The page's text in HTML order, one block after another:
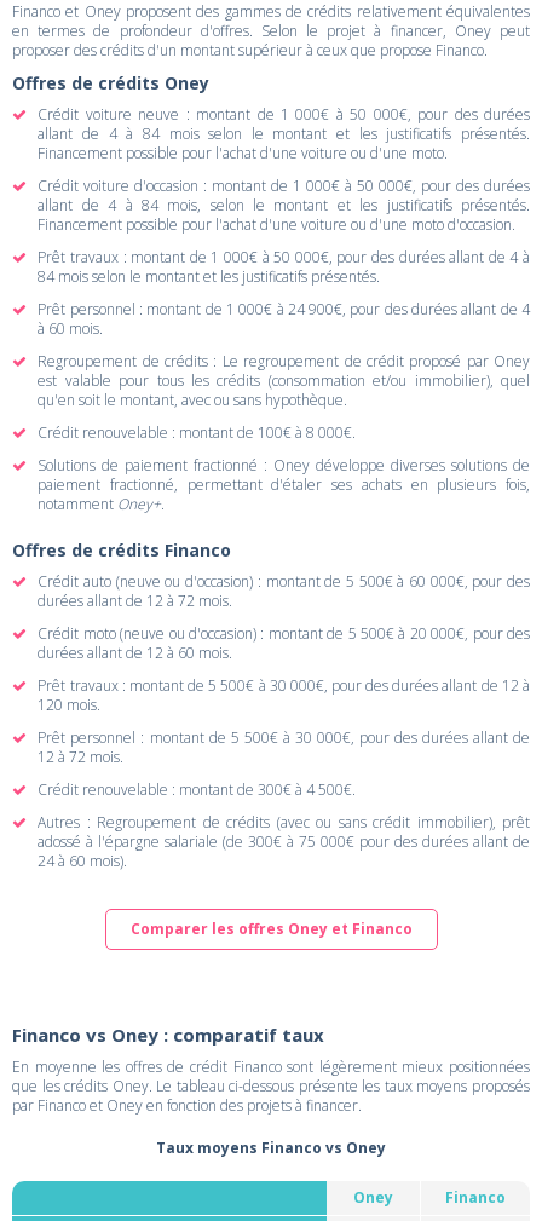
Financo et Oney proposent des gammes de crédits relativement équivalentes
en termes de profondeur d'offres. Selon le projet à financer, Oney peut
proposer des crédits d'un montant supérieur à ceux que propose Financo.
Offres de crédits Oney
Crédit voiture neuve : montant de 1 000€ à 50 000€, pour des durées
allant de 4 à 84 mois selon le montant et les justificatifs présentés.
Financement possible pour l'achat d'une voiture ou d'une moto.
Crédit voiture d'occasion : montant de 1 000€ à 50 000€, pour des durées
allant de 4 à 84 mois, selon le montant et les justificatifs présentés.
Financement possible pour l'achat d'une voiture ou d'une moto d'occasion.
Prêt travaux : montant de 1 000€ à 50 000€, pour des durées allant de 4 à
84 mois selon le montant et les justificatifs présentés.
Prêt personnel : montant de 1 000€ à 24 900€, pour des durées allant de 4
à 60 mois.
Regroupement de crédits : Le regroupement de crédit proposé par Oney
est valable pour tous les crédits (consommation et/ou immobilier), quel
qu'en soit le montant, avec ou sans hypothèque.
Crédit renouvelable : montant de 100€ à 8 000€.
Solutions de paiement fractionné : Oney développe diverses solutions de
paiement fractionné, permettant d'étaler ses achats en plusieurs fois,
notamment Oney+.
Offres de crédits Financo
Crédit auto (neuve ou d'occasion) : montant de 5 500€ à 60 000€, pour des
durées allant de 12 à 72 mois.
Crédit moto (neuve ou d'occasion) : montant de 5 500€ à 20 000€, pour des
durées allant de 12 à 60 mois.
Prêt travaux : montant de 5 500€ à 30 000€, pour des durées allant de 12 à
120 mois.
Prêt personnel : montant de 5 500€ à 30 000€, pour des durées allant de
12 à 72 mois.
Crédit renouvelable : montant de 300€ à 4 500€.
Autres : Regroupement de crédits (avec ou sans crédit immobilier), prêt
adossé à l'épargne salariale (de 300€ à 75 000€ pour des durées allant de
24 à 60 mois).
Comparer les offres Oney et Financo
Financo vs Oney : comparatif taux
En moyenne les offres de crédit Financo sont légèrement mieux positionnées
que les crédits Oney. Le tableau ci-dessous présente les taux moyens proposés
par Financo et Oney en fonction des projets à financer.
Taux moyens Financo vs Oney
Oney
Financo